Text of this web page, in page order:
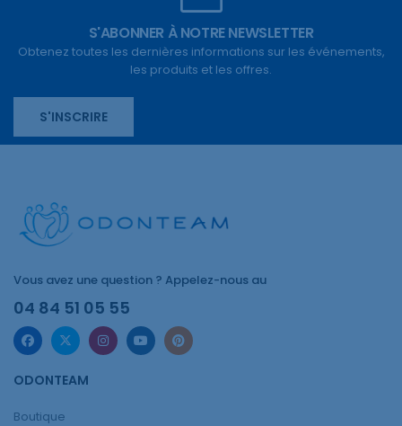
S'ABONNER À NOTRE NEWSLETTER
Obtenez toutes les dernières informations sur les événements,
les produits et les offres.
S'INSCRIRE
Vous avez une question ? Appelez-nous au
04 84 51 05 55
ODONTEAM
Boutique